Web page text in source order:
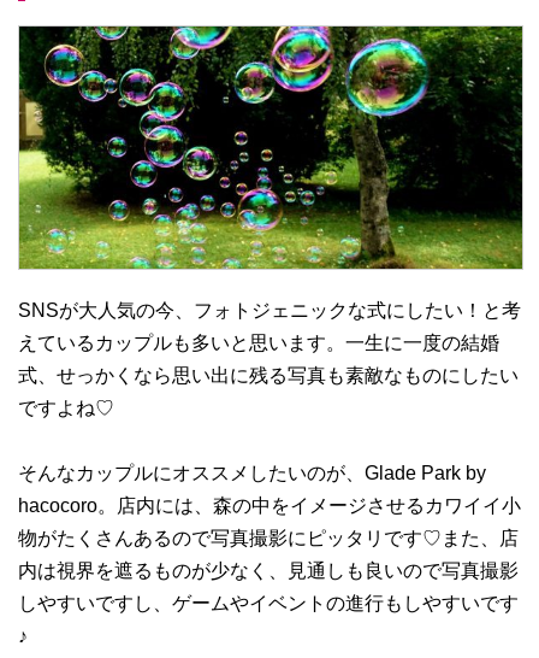
SNSが大人気の今、フォトジェニックな式にしたい！と考
えているカップルも多いと思います。一生に一度の結婚
式、せっかくなら思い出に残る写真も素敵なものにしたい
ですよね♡
そんなカップルにオススメしたいのが、Glade Park by
hacocoro。店内には、森の中をイメージさせるカワイイ小
物がたくさんあるので写真撮影にピッタリです♡また、店
内は視界を遮るものが少なく、見通しも良いので写真撮影
しやすいですし、ゲームやイベントの進行もしやすいです
♪